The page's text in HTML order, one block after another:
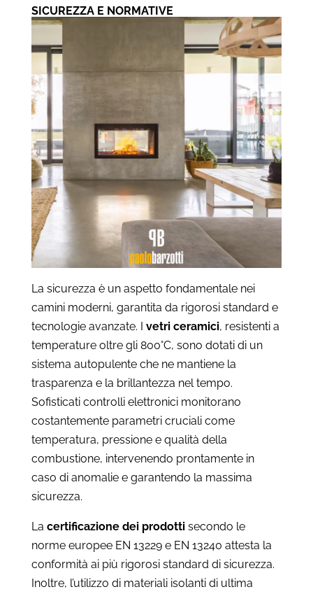
SICUREZZA E NORMATIVE
La sicurezza è un aspetto fondamentale nei
camini moderni, garantita da rigorosi standard e
tecnologie avanzate. I vetri ceramici, resistenti a
temperature oltre gli 800°C, sono dotati di un
sistema autopulente che ne mantiene la
trasparenza e la brillantezza nel tempo.
Sofisticati controlli elettronici monitorano
costantemente parametri cruciali come
temperatura, pressione e qualità della
combustione, intervenendo prontamente in
caso di anomalie e garantendo la massima
sicurezza.
La certificazione dei prodottisecondo le
norme europee EN 13229 e EN 13240 attesta la
conformità ai più rigorosi standard di sicurezza.
Inoltre, l’utilizzo di materiali isolanti di ultima